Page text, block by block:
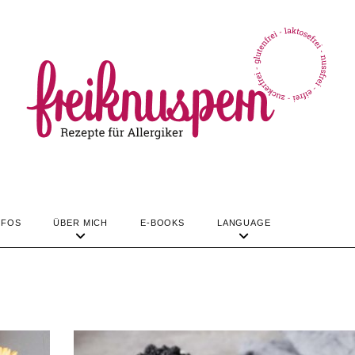
ÜBER MICH E-BOOKS LANGUAGE